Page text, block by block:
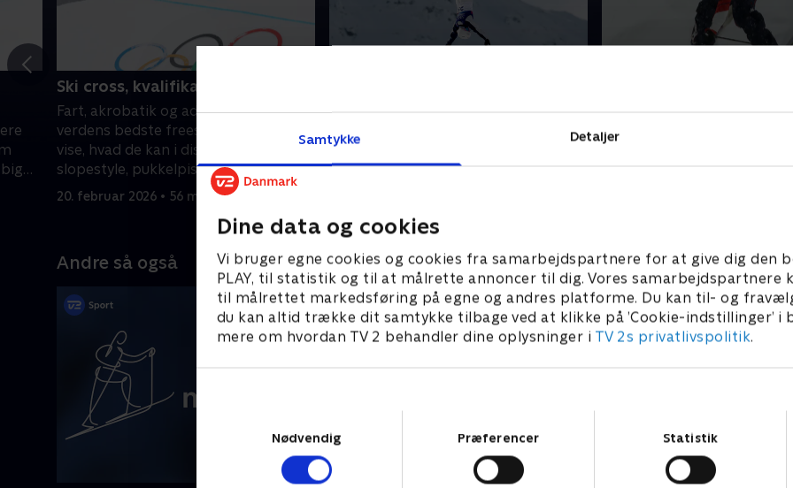
Samtykke Detaljer
Dine data og cookies
Vi bruger egne cookies og cookies fra samarbejdspartnere for at give dig den
PLAY, til statistik og til at målrette annoncer til dig. Vores samarbejdspartnere
til målrettet markedsføring på egne og andres platforme. Du kan til- og
du kan altid trække dit samtykke tilbage ved at klikke på ’Cookie-indstillinger’ i
mere om hvordan TV 2 behandler dine oplysninger i TV 2s privatlivspolitik.
Nødvendig
Præferencer Statistik
Ski cross, kvalifikation (k)
Fart, akrobatik og adrenalin! Se
verdens bedste freestyle-skiløbere
vise, hvad de kan i discipliner som
slopestyle, pukkelpist, halfpipe, big
air og aerials.
20. februar 2026 • 56 min
Fart, akrobatik og adrenalin! Se
verdens bedste freestyle-skiløbere
vise, hvad de kan i discipliner som
slopestyle, pukkelpist, halfpipe, big
verdens bedste freestyle-
Andre så også